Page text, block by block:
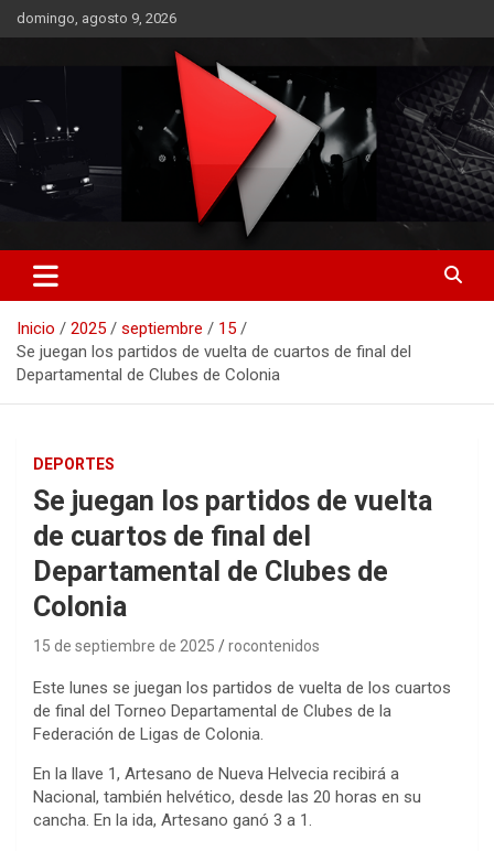
Saltar
al
domingo, agosto 9, 2026
RO CONTENIDOS
Inicio 2025 septiembre
15
Se juegan los partidos de vuelta de cuartos de final del
Departamental de Clubes de Colonia
DEPORTES
Se juegan los partidos de vuelta
de cuartos de final del
Departamental de Clubes de
Colonia
15 de septiembre de 2025 rocontenidos
Este lunes se juegan los partidos de vuelta de los cuartos
de final del Torneo Departamental de Clubes de la
Federación de Ligas de Colonia.
En la llave 1, Artesano de Nueva Helvecia recibirá a
Nacional, también helvético, desde las 20 horas en su
cancha. En la ida, Artesano ganó 3 a 1.